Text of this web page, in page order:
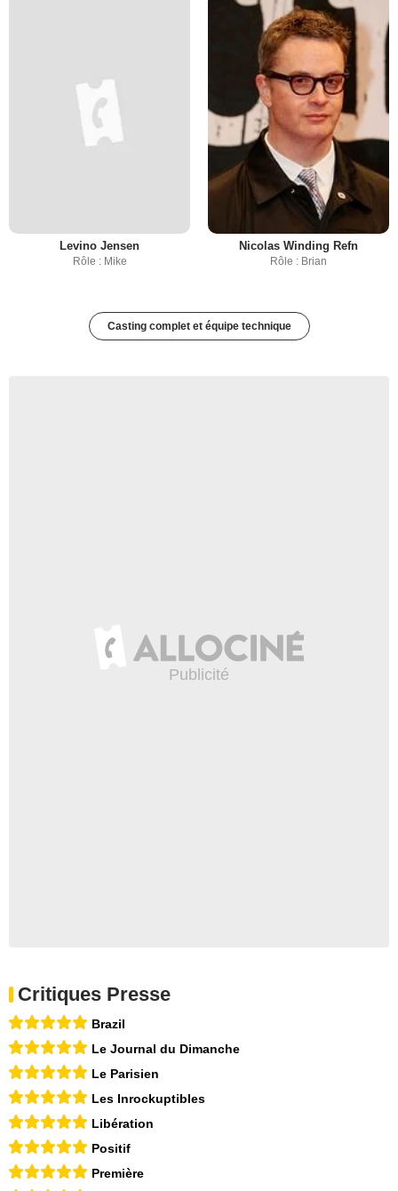
Levino Jensen
Rôle : Mike
Nicolas Winding Refn
Rôle : Brian
Casting complet et équipe technique
Critiques Presse
Brazil
Le Journal du Dimanche
Le Parisien
Les Inrockuptibles
Libération
Positif
Première